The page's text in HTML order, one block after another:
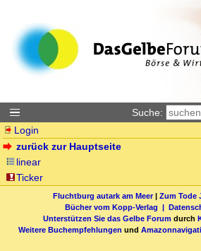
Suche:
Login
zurück zur Hauptseite
linear
Ticker
Fluchtburg autark am Meer| Zum Tode
Bücher vom Kopp-Verlag |
Unterstützen Sie das Gelbe Forum durch
Weitere Buchempfehlungen und